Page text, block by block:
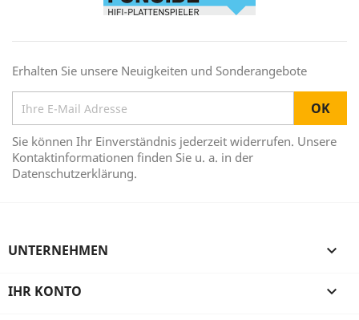
Erhalten Sie unsere Neuigkeiten und Sonderangebote
Sie können Ihr Einverständnis jederzeit widerrufen. Unsere
Kontaktinformationen finden Sie u. a. in der
Datenschutzerklärung.
UNTERNEHMEN 
IHR KONTO 